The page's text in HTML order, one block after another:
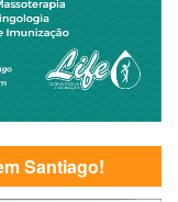
Santiago!